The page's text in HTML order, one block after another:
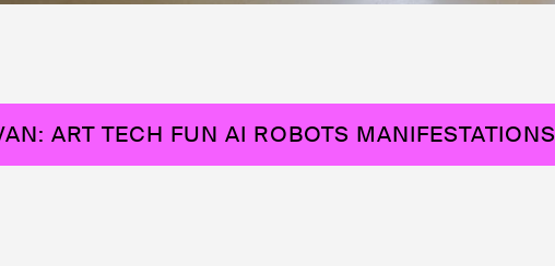
ART TECH FUN AI ROBOTS MANIFESTATIONS